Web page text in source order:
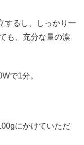
するし、しっかり一
も、充分な量の濃
で1分。
にかけていただ